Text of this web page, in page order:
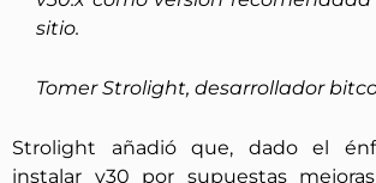
sitio.
Tomer Strolight, desarrollador
Strolight añadió que, dado el
instalar v30 por supuestas